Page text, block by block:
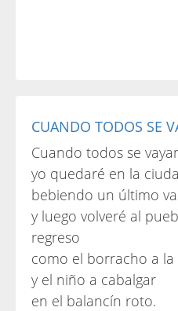
CUANDO TODOS SE
Cuando todos se
yo quedaré en la
bebiendo un último
y luego volveré al
regreso
como el borracho a la
y el niño a cabalgar
en el balancín roto.